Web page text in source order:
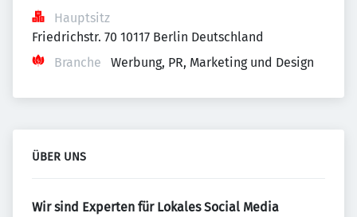
Hauptsitz
Friedrichstr. 70 10117 Berlin Deutschland
Branche
Werbung, PR, Marketing und Design
ÜBER UNS
Wir sind Experten für Lokales Social Media